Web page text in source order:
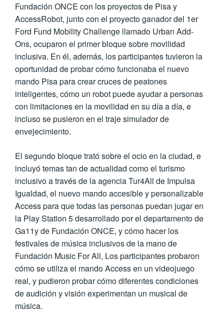
Fundación ONCE con los proyectos de Pisa y
AccessRobot, junto con el proyecto ganador del 1er
Ford Fund Mobility Challenge llamado Urban Add-
Ons, ocuparon el primer bloque sobre movilidad
inclusiva. En él, además, los participantes tuvieron la
oportunidad de probar cómo funcionaba el nuevo
mando Pisa para crear cruces de peatones
inteligentes, cómo un robot puede ayudar a personas
con limitaciones en la movilidad en su día a día, e
incluso se pusieron en el traje simulador de
envejecimiento.
El segundo bloque trató sobre el ocio en la ciudad, e
incluyó temas tan de actualidad como el turismo
inclusivo a través de la agencia Tur4All de Impulsa
Igualdad, el nuevo mando accesible y personalizable
Access para que todas las personas puedan jugar en
la Play Station 5 desarrollado por el departamento de
Ga11y de Fundación ONCE, y cómo hacer los
festivales de música inclusivos de la mano de
Fundación Music For All, Los participantes probaron
cómo se utiliza el mando Access en un videojuego
real, y pudieron probar cómo diferentes condiciones
de audición y visión experimentan un musical de
música.